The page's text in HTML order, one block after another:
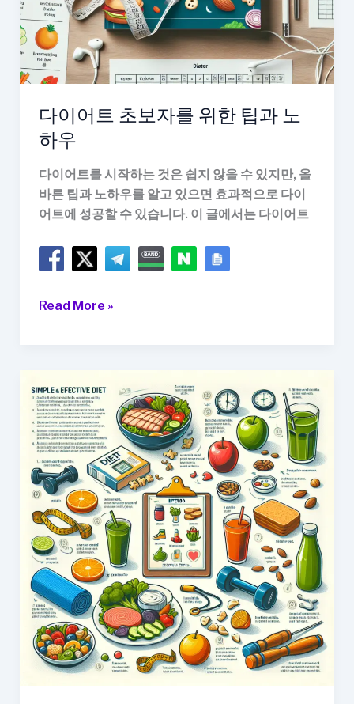
다이어트 초보자를 위한 팁과 노
하우
다이어트를 시작하는 것은 쉽지 않을 수 있지만, 올
바른 팁과 노하우를 알고 있으면 효과적으로 다이
어트에 성공할 수 있습니다. 이 글에서는 다이어트
다
초
보
자
를
위
한
팁
과
노
하
우
Read More »